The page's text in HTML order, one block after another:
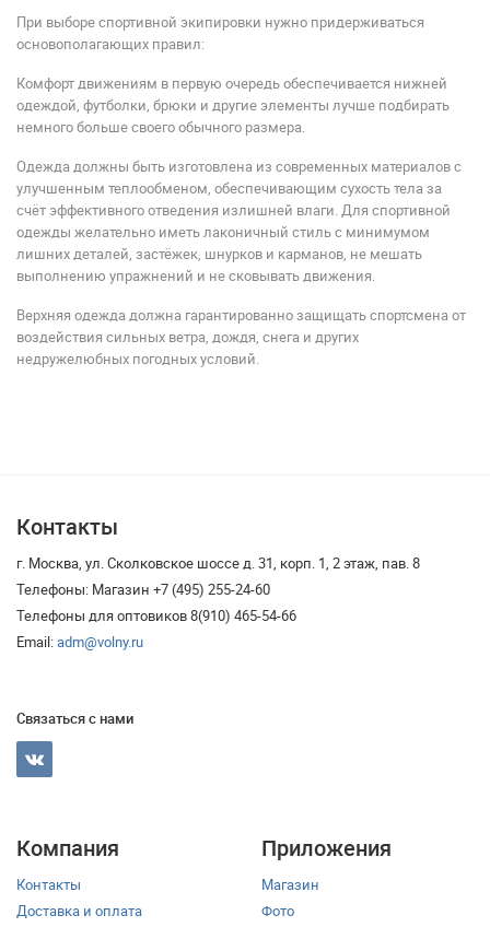
При выборе спортивной экипировки нужно придерживаться
основополагающих правил:
Комфорт движениям в первую очередь обеспечивается нижней
одеждой, футболки, брюки и другие элементы лучше подбирать
немного больше своего обычного размера.
Одежда должны быть изготовлена из современных материалов с
улучшенным теплообменом, обеспечивающим сухость тела за
счёт эффективного отведения излишней влаги. Для спортивной
одежды желательно иметь лаконичный стиль с минимумом
лишних деталей, застёжек, шнурков и карманов, не мешать
выполнению упражнений и не сковывать движения.
Верхняя одежда должна гарантированно защищать спортсмена от
воздействия сильных ветра, дождя, снега и других
недружелюбных погодных условий.
Контакты
г. Москва, ул. Сколковское шоссе д. 31, корп. 1, 2 этаж, пав. 8
Телефоны: Магазин +7 (495) 255-24-60
Телефоны для оптовиков 8(910) 465-54-66
Email:adm@volny.ru
Связаться с нами
Компания
Контакты
Доставка и оплата
Приложения
Магазин
Фото